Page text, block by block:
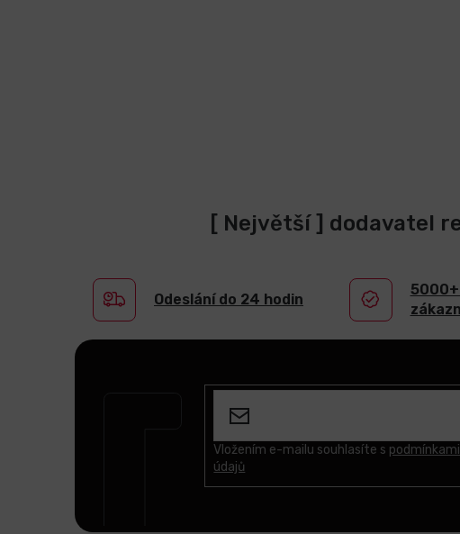
[ Největší ] dodavatel
Odeslání do 24 hodin
Vložením e-mailu souhlasíte s
údajů